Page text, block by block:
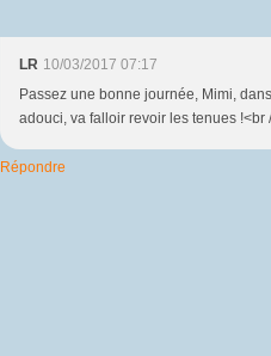
LR 10/03/2017 07:17
Passez une bonne journée, Mimi,
adouci, va falloir revoir les tenues !<br
Répondre